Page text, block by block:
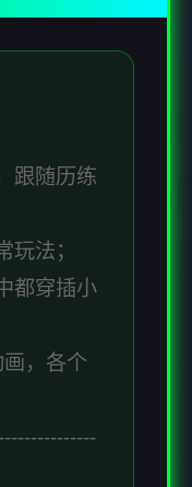
跟随历练
玩法；
都穿插小
画，各个